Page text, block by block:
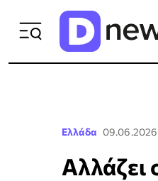
Ελλάδα
Αλλάζει